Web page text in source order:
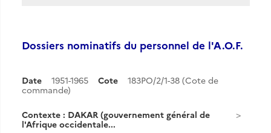
Dossiers nominatifs du personnel de l'A.O.F.
Date 1951-1965 Cote
183PO/2/1-38 (Cote de
commande)
Contexte : DAKAR (gouvernement général de
l'Afrique occidentale...